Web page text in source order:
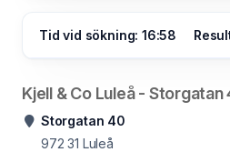
Tid vid sökning: 16:58
Kjell & Co Luleå - Storgatan
Storgatan 40
972 31 Luleå